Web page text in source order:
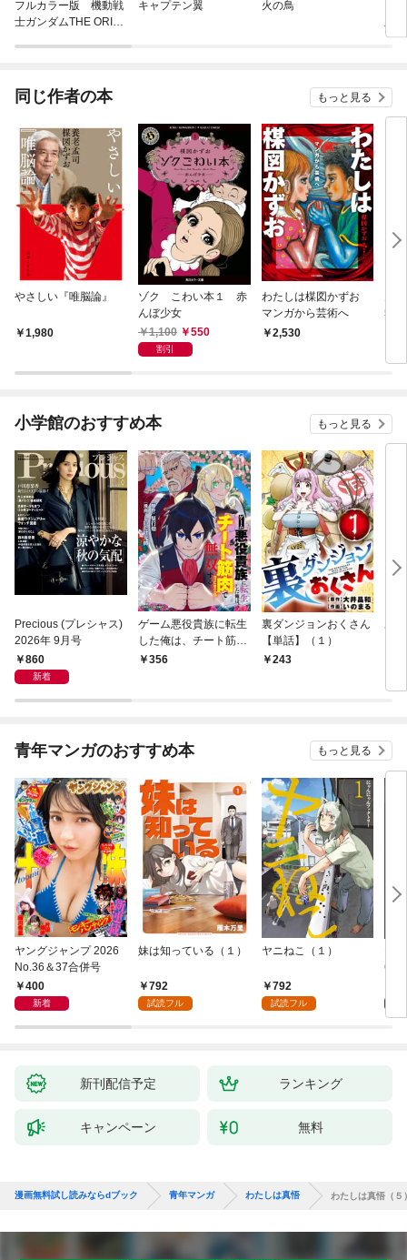
フルカラー版 機動戦
士ガンダムTHE ORIGI
キャプテン翼 火の鳥
版〕
同じ作者の本 もっと見る
やさしい『唯脳論』
1,980
ゾク こわい本１ 赤
んぼ少女
1,100
550
割引
わたしは楳図かずお
マンガから芸術へ
2,530
5年
小学館のおすすめ本 もっと見る
Precious (プレシャス)
2026年 9月号
860
新着
ゲーム悪役貴族に転生
した俺は、チート筋肉
で無双する【単話】
356
裏ダンジョンおくさん
【単話】（１）
243
青年マンガのおすすめ本 もっと見る
ヤングジャンプ 2026
No.36＆37合併号
400
新着
妹は知っている（１）
792
試読フル
ヤニねこ（１）
792
試読フル
6・
新刊配信予定 ランキング
キャンペーン 無料
漫画無料試し読みならdブック 青年マンガ わたしは真悟 わたしは真悟（５